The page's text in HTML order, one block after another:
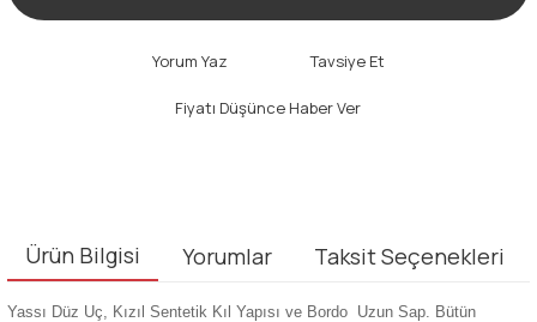
Yorum Yaz Tavsiye Et
Fiyatı Düşünce Haber Ver
Ürün Bilgisi Yorumlar Taksit Seçenekleri
Yassı Düz Uç, Kızıl Sentetik Kıl Yapısı ve Bordo Uzun Sap. Bütün